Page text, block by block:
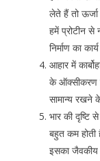
लेते हैं तो ऊर्जा
हमें प्रोटीन से
निर्माण का
आहार में
के ऑक्सीकरण
सामान्य रखने
भार की दृष्टि
बहुत कम होती
इसका जैवकीय